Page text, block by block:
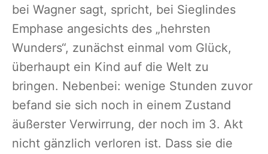
bei Wagner sagt, spricht, bei Sieglindes
Emphase angesichts des „hehrsten
Wunders“, zunächst einmal vom Glück,
überhaupt ein Kind auf die Welt zu
bringen. Nebenbei: wenige Stunden zuvor
befand sie sich noch in einem Zustand
äußerster Verwirrung, der noch im 3. Akt
nicht gänzlich verloren ist. Dass sie die